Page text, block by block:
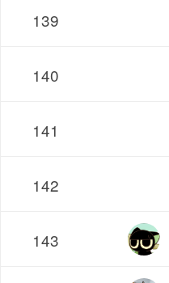
139
140
141
142
143